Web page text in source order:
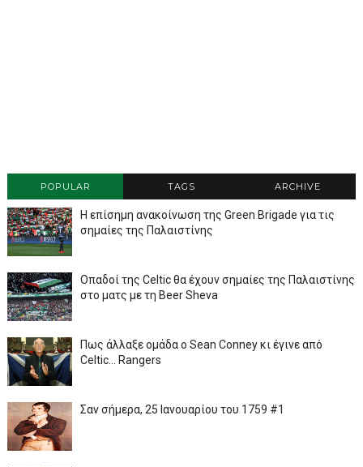
POPULAR TAGS ARCHIVE
Η επίσημη ανακοίνωση της Green Brigade για τις
σημαίες της Παλαιστίνης
Οπαδοί της Celtic θα έχουν σημαίες της Παλαιστίνης
στο ματς με τη Beer Sheva
Πως άλλαξε ομάδα ο Sean Conney κι έγινε από
Celtic... Rangers
Σαν σήμερα, 25 Ιανουαρίου του 1759 #1